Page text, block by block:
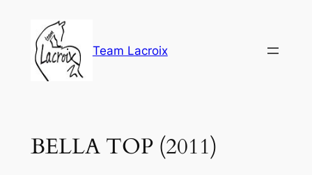
contenu
Team Lacroix
BELLA TOP (2011)